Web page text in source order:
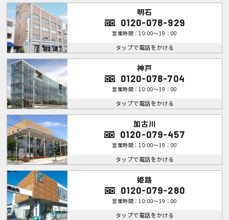
明石
0120-078-929
営業時間：10:00～19：00
タップで電話をかける
神戸
0120-078-704
営業時間：10:00～19：00
タップで電話をかける
加古川
0120-079-457
営業時間：10:00～19：00
タップで電話をかける
姫路
0120-079-280
営業時間：10:00～19：00
タップで電話をかける